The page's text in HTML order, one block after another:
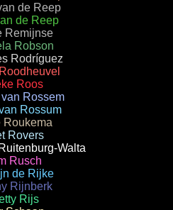
de Reep
de Reep
Remijnse
Robson
Rodríguez
Roos
Rossem
Rossum
Roukema
Rovers
Walta
Rusch
de Rijke
Rijnberk
Rijs